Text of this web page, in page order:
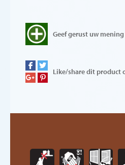
Geef gerust uw
Like/share dit product